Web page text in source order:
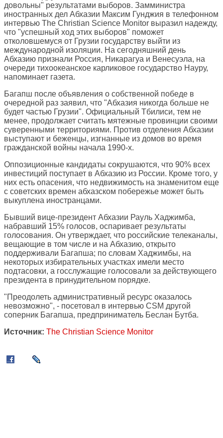
довольны" результатами выборов. Замминистра
иностранных дел Абхазии Максим Гунджия в телефонном
интервью The Christian Science Monitor выразил надежду,
что "успешный ход этих выборов" поможет
отколовшемуся от Грузии государству выйти из
международной изоляции. На сегодняшний день
Абхазию признали Россия, Никарагуа и Венесуэла, на
очереди тихоокеанское карликовое государство Науру,
напоминает газета.
Багапш после объявления о собственной победе в
очередной раз заявил, что "Абхазия никогда больше не
будет частью Грузии". Официальный Тбилиси, тем не
менее, продолжает считать мятежные провинции своими
суверенными территориями. Против отделения Абхазии
выступают и беженцы, изгнанные из домов во время
гражданской войны начала 1990-х.
Оппозиционные кандидаты сокрушаются, что 90% всех
инвестиций поступает в Абхазию из России. Кроме того, у
них есть опасения, что недвижимость на знаменитом еще
с советских времен абхазском побережье может быть
выкуплена иностранцами.
Бывший вице-президент Абхазии Рауль Хаджимба,
набравший 15% голосов, оспаривает результаты
голосования. Он утверждает, что российские телеканалы,
вещающие в том числе и на Абхазию, открыто
поддерживали Багапша; по словам Хаджимбы, на
некоторых избирательных участках имели место
подтасовки, а госслужащие голосовали за действующего
президента в принудительном порядке.
"Преодолеть административный ресурс оказалось
невозможно", - посетовал в интервью CSM другой
соперник Багапша, предприниматель Беслан Бутба.
Источник: The Christian Science Monitor